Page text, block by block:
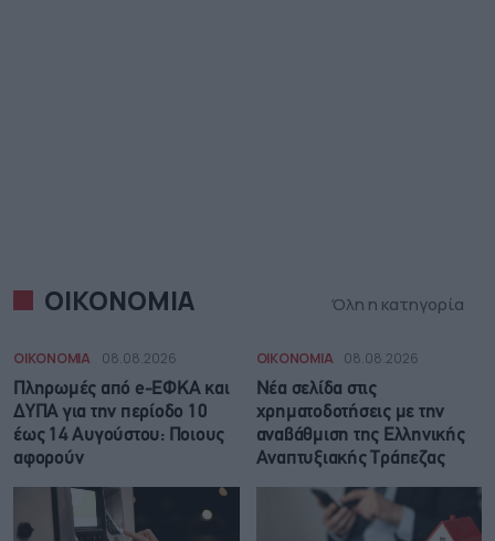
ΟΙΚΟΝΟΜΙΑ Όλη η κατηγορία
ΟΙΚΟΝΟΜΙΑ 08.08.2026
Πληρωμές από e-ΕΦΚΑ και
ΔΥΠΑ για την περίοδο 10
έως 14 Αυγούστου: Ποιους
αφορούν
ΟΙΚΟΝΟΜΙΑ 08.08.2026
Νέα σελίδα στις
χρηματοδοτήσεις με την
αναβάθμιση της Ελληνικής
Αναπτυξιακής Τράπεζας